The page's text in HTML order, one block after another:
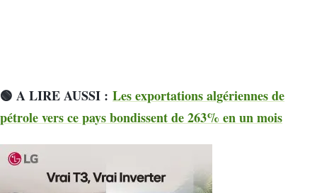
🟢 A LIRE AUSSI : Les exportations algériennes de
pétrole vers ce pays bondissent de 263% en un mois